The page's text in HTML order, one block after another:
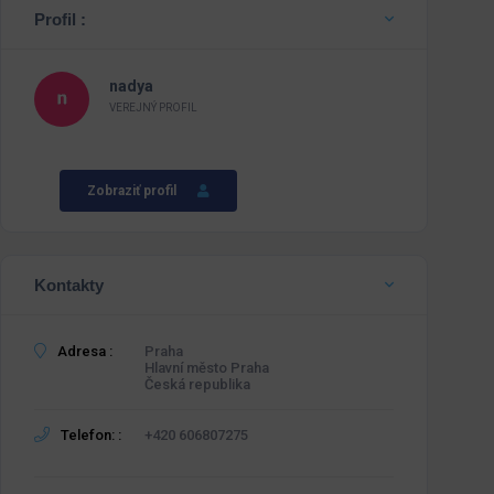
Profil :
nadya
VEREJNÝ PROFIL
Zobraziť profil
Kontakty
Adresa :
Praha
Hlavní město Praha
Česká republika
Telefon: : +420 606807275